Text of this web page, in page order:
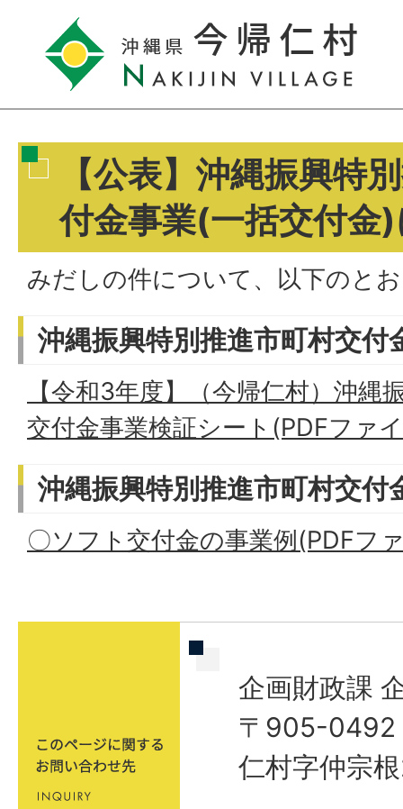
【公表】沖縄振興特
付金事業(一括交付金
みだしの件について、以下のと
沖縄振興特別推進市町村交付
【令和3年度】（今帰仁村）沖縄
交付金事業検証シート(PDFファ
沖縄振興特別推進市町村交付
〇ソフト交付金の事業例(PDFフ
企画財政課
〒905-0492
仁村字仲宗